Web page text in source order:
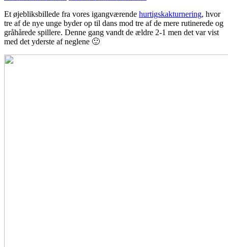
Et øjebliksbillede fra vores igangværende hurtigskakturnering, hvor
tre af de nye unge byder op til dans mod tre af de mere rutinerede og
gråhårede spillere. Denne gang vandt de ældre 2-1 men det var vist
med det yderste af neglene 🙂